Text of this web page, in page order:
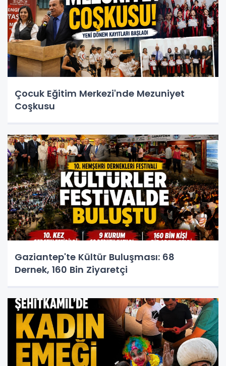
Çocuk Eğitim Merkezi'nde Mezuniyet
Coşkusu
Gaziantep'te Kültür Buluşması: 68
Dernek, 160 Bin Ziyaretçi